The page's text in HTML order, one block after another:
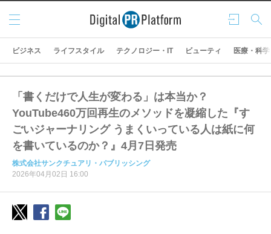
ログ
イン
検索
メニ
ュー
ビジネス ライフスタイル テクノロジー・IT ビューティ 医療・科学
「書くだけで人生が変わる」は本当か？
YouTube460万回再生のメソッドを凝縮した『す
ごいジャーナリング うまくいっている人は紙に何
を書いているのか？』4月7日発売
株式会社サンクチュアリ・パブリッシング
2026年04月02日 16:00